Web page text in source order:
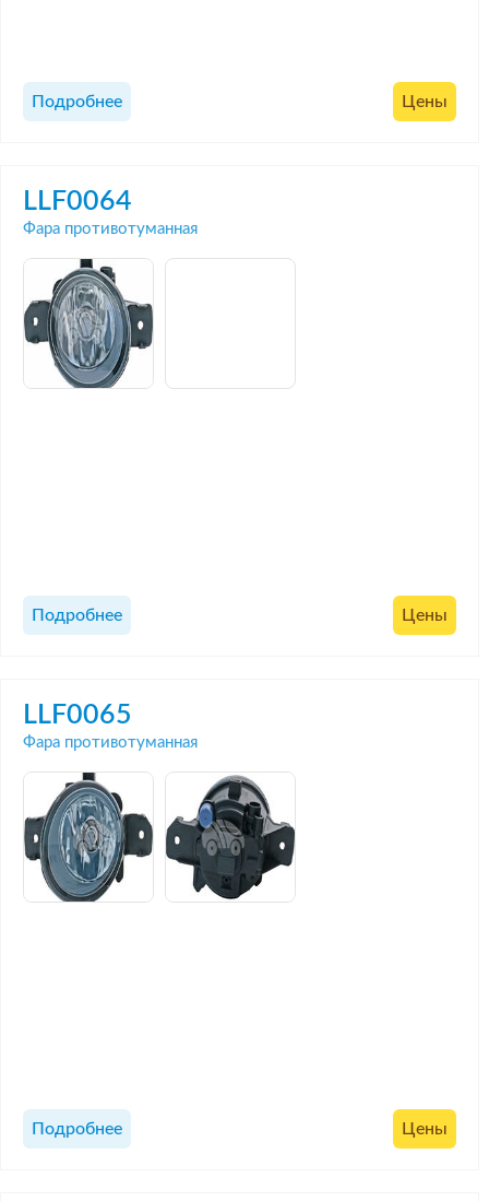
Подробнее Цены
LLF0064
Фара противотуманная
Подробнее Цены
LLF0065
Фара противотуманная
Подробнее Цены